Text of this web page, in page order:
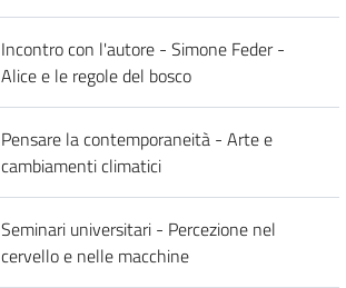
Incontro con l'autore - Simone Feder -
Alice e le regole del bosco
Pensare la contemporaneità - Arte e
cambiamenti climatici
Seminari universitari - Percezione nel
cervello e nelle macchine